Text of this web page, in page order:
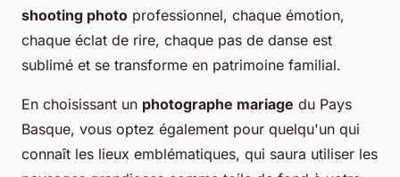
shooting photo professionnel, chaque émotion,
chaque éclat de rire, chaque pas de danse est
sublimé et se transforme en patrimoine familial.
En choisissant un photographe mariage du Pays
Basque, vous optez également pour quelqu'un qui
connaît les lieux emblématiques, qui saura utiliser les